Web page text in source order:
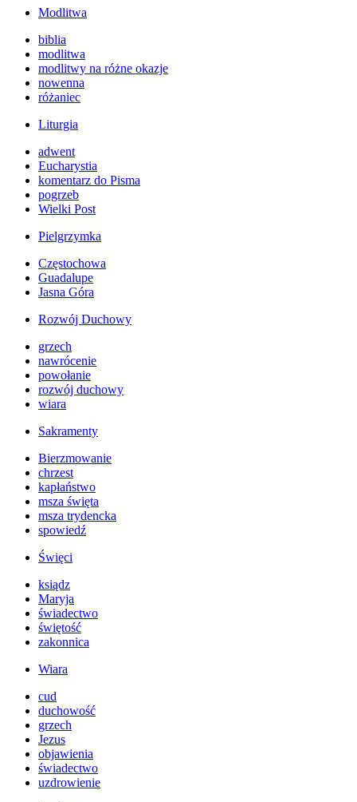
Modlitwa
biblia
modlitwa
modlitwy na różne okazje
nowenna
różaniec
Liturgia
adwent
Eucharystia
komentarz do Pisma
pogrzeb
Wielki Post
Pielgrzymka
Częstochowa
Guadalupe
Jasna Góra
Rozwój Duchowy
grzech
nawrócenie
powołanie
rozwój duchowy
wiara
Sakramenty
Bierzmowanie
chrzest
kapłaństwo
msza święta
msza trydencka
spowiedź
Święci
ksiądz
Maryja
świadectwo
świętość
zakonnica
Wiara
cud
duchowość
grzech
Jezus
objawienia
świadectwo
uzdrowienie